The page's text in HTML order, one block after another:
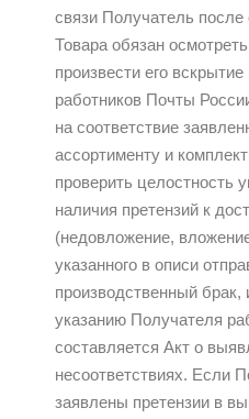
связи Получатель
Товара обязан
произвести его
работников Почты
на соответствие
ассортименту и
проверить целостность
наличия претензий к
(недовложение,
указанного в описи
производственный брак,
указанию Получателя
составляется Акт о
несоответствиях. Если
заявлены претензии в